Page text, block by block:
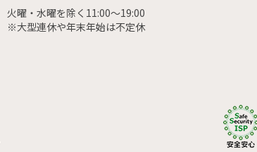
火曜・水曜を除く11:00〜19:00
※大型連休や年末年始は不定休